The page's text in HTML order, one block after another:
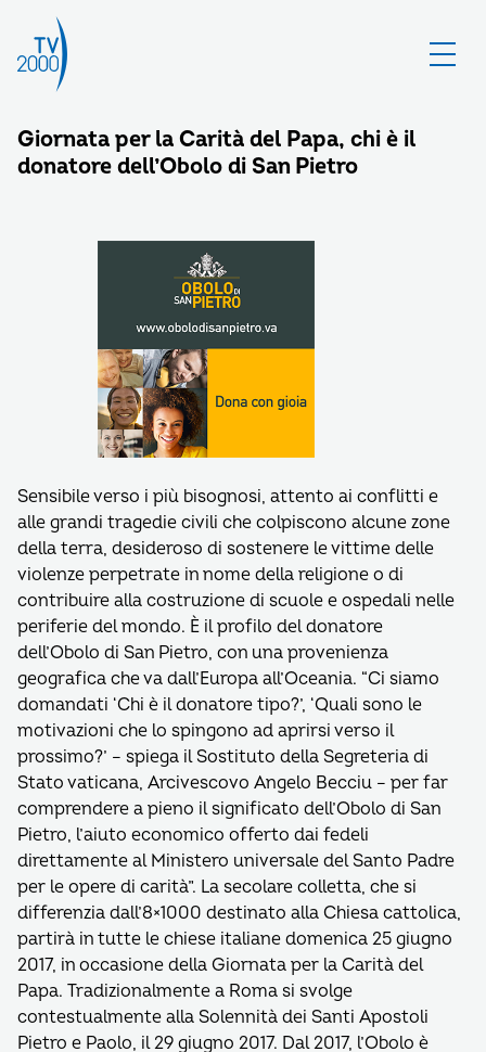
Giornata per la Carità del Papa, chi è il
donatore dell’Obolo di San Pietro
Sensibile verso i più bisognosi, attento ai conflitti e
alle grandi tragedie civili che colpiscono alcune zone
della terra, desideroso di sostenere le vittime delle
violenze perpetrate in nome della religione o di
contribuire alla costruzione di scuole e ospedali nelle
periferie del mondo. È il profilo del donatore
dell’Obolo di San Pietro, con una provenienza
geografica che va dall’Europa all’Oceania. “Ci siamo
domandati ‘Chi è il donatore tipo?’, ‘Quali sono le
motivazioni che lo spingono ad aprirsi verso il
prossimo?’ – spiega il Sostituto della Segreteria di
Stato vaticana, Arcivescovo Angelo Becciu – per far
comprendere a pieno il significato dell’Obolo di San
Pietro, l’aiuto economico offerto dai fedeli
direttamente al Ministero universale del Santo Padre
per le opere di carità”. La secolare colletta, che si
differenzia dall’8×1000 destinato alla Chiesa cattolica,
partirà in tutte le chiese italiane domenica 25 giugno
2017, in occasione della Giornata per la Carità del
Papa. Tradizionalmente a Roma si svolge
contestualmente alla Solennità dei Santi Apostoli
Pietro e Paolo, il 29 giugno 2017. Dal 2017, l’Obolo è